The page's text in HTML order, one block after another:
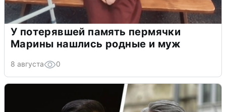
У потерявшей память пермячки
Марины нашлись родные и муж
8 августа 0